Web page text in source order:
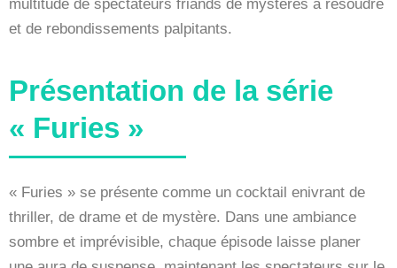
multitude de spectateurs friands de mystères à résoudre
et de rebondissements palpitants.
Présentation de la série
« Furies »
« Furies » se présente comme un cocktail enivrant de
thriller, de drame et de mystère. Dans une ambiance
sombre et imprévisible, chaque épisode laisse planer